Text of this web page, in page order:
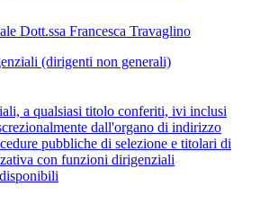
Dott.ssa Francesca Travaglino
(dirigenti non generali)
a qualsiasi titolo conferiti, ivi inclusi
dall'organo di indirizzo
pubbliche di selezione e titolari di
con funzioni dirigenziali